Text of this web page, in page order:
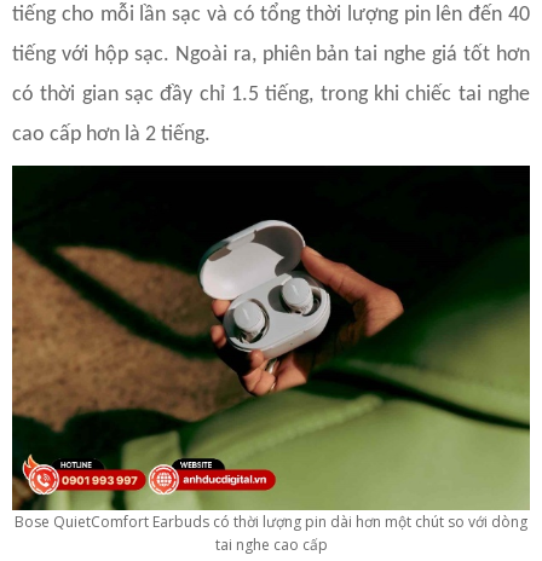
tiếng cho mỗi lần sạc và có tổng thời lượng pin lên đến 40
tiếng với hộp sạc. Ngoài ra, phiên bản tai nghe giá tốt hơn
có thời gian sạc đầy chỉ 1.5 tiếng, trong khi chiếc tai nghe
cao cấp hơn là 2 tiếng.
Bose QuietComfort Earbuds có thời lượng pin dài hơn một chút so với dòng
tai nghe cao cấp